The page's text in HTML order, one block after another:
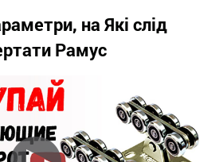
на Які слід
Рамус